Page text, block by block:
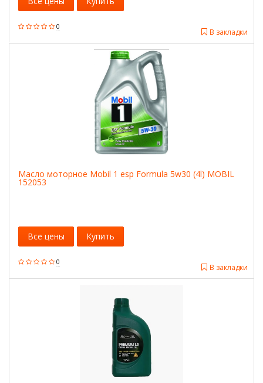
0
В закладки
Масло моторное Mobil 1 esp Formula 5w30 (4l) MOBIL
152053
0
В закладки
Все цены Купить